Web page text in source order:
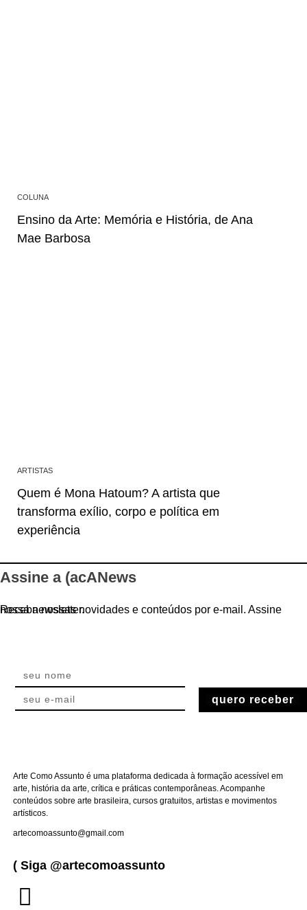
COLUNA
Ensino da Arte: Memória e História, de Ana
Mae Barbosa
ARTISTAS
Quem é Mona Hatoum? A artista que
transforma exílio, corpo e política em
experiência
Assine a (acANews
Receba nossas novidades e conteúdos por e-mail. Assine nossa newsletter.
quero receber
Arte Como Assunto é uma plataforma dedicada à formação acessível em
arte, história da arte, crítica e práticas contemporâneas. Acompanhe
conteúdos sobre arte brasileira, cursos gratuitos, artistas e movimentos
artísticos.
artecomoassunto@gmail.com
( Siga @artecomoassunto